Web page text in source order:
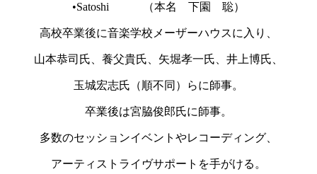
•Satoshi （本名 下園 聡）
高校卒業後に音楽学校メーザーハウスに入り、
山本恭司氏、養父貴氏、矢堀孝一氏、井上博氏、
玉城宏志氏（順不同）らに師事。
卒業後は宮脇俊郎氏に師事。
多数のセッションイベントやレコーディング、
アーティストライヴサポートを手がける。